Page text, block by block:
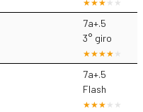
7a+.5
3° giro
7a+.5
Flash